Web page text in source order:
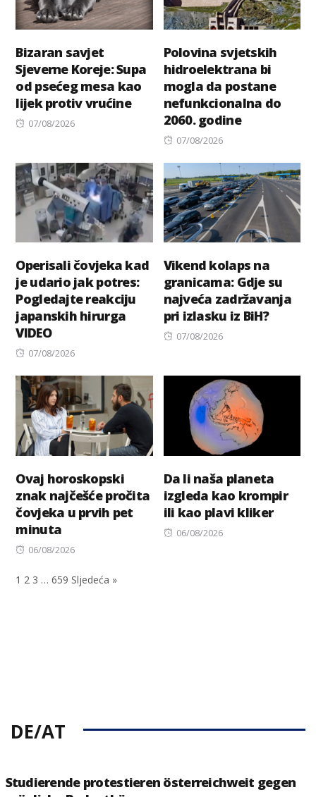
Bizaran savjet
Sjeverne Koreje: Supa
od psećeg mesa kao
lijek protiv vrućine
Posted
07/08/2026
Polovina svjetskih
hidroelektrana bi
mogla da postane
nefunkcionalna do
2060. godine
Posted
07/08/2026
Operisali čovjeka kad
je udario jak potres:
Pogledajte reakciju
japanskih hirurga
VIDEO
Posted
07/08/2026
Vikend kolaps na
granicama: Gdje su
najveća zadržavanja
pri izlasku iz BiH?
Posted
07/08/2026
Ovaj horoskopski
znak najčešće pročita
čovjeka u prvih pet
minuta
Posted
06/08/2026
Da li naša planeta
izgleda kao krompir
ili kao plavi kliker
Posted
06/08/2026
1 2 3 … 659 Sljedeća »
DE/AT
Studierende protestieren österreichweit gegen